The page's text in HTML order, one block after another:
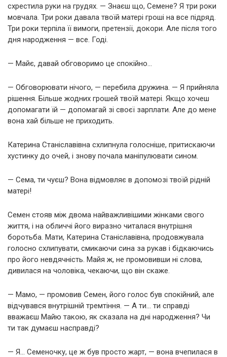
схрестила руки на грудях. — Знаєш що, Семене? Я три роки
мовчала. Три роки давала твоїй матері гроші на все підряд.
Три роки терпіла її вимоги, претензії, докори. Але після того
дня народження — все. Годі.
— Майє, давай обговоримо це спокійно…
— Обговорювати нічого, — перебила дружина. — Я прийняла
рішення. Більше жодних грошей твоїй матері. Якщо хочеш
допомагати їй — допомагай зі своєї зарплати. Але до мене
вона хай більше не приходить.
Катерина Станіславівна схлипнула голосніше, притискаючи
хустинку до очей, і знову почала маніпулювати сином.
— Сема, ти чуєш? Вона відмовляє в допомозі твоїй рідній
матері!
Семен стояв між двома найважливішими жінками свого
життя, і на обличчі його виразно читалася внутрішня
боротьба. Мати, Катерина Станіславівна, продовжувала
голосно схлипувати, смикаючи сина за рукав і бідкаючись
про його невдячність. Майя ж, не промовивши ні слова,
дивилася на чоловіка, чекаючи, що він скаже.
— Мамо, — промовив Семен, його голос був спокійний, але
відчувався внутрішній тремтіння. — А ти… ти справді
вважаєш Майю такою, як сказала на дні народження? Чи
ти так думаєш насправді?
— Я… Семеночку, це ж був просто жарт, — вона вчепилася в